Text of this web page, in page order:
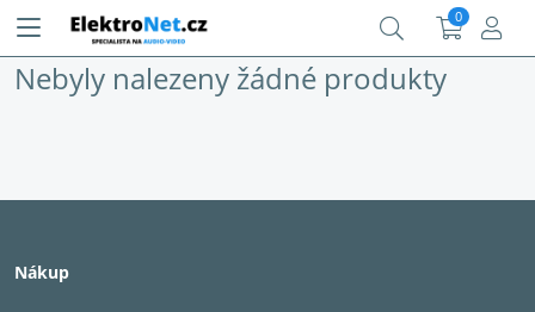
0
Nebyly nalezeny žádné produkty
Nákup